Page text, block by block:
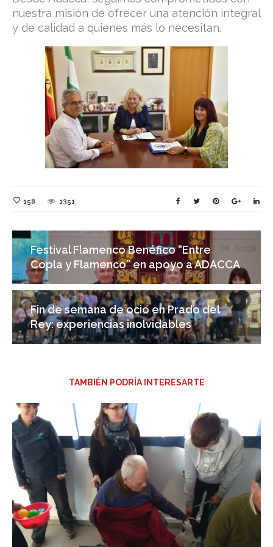
nuestra misión de ofrecer una atención integral
y de calidad a quienes más lo necesitan.
158 1351
Festival Flamenco Benéfico “Entre
Copla y Flamenco” en apoyo a ADACCA
Fin de semana de ocio en Prado del
Rey: experiencias inolvidables
TAMBIÉN PODRÍA INTERESARTE